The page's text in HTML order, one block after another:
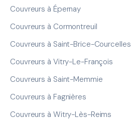
Couvreurs à Épernay
Couvreurs à Cormontreuil
Couvreurs à Saint-Brice-Courcelles
Couvreurs à Vitry-Le-François
Couvreurs à Saint-Memmie
Couvreurs à Fagnières
Couvreurs à Witry-Lès-Reims